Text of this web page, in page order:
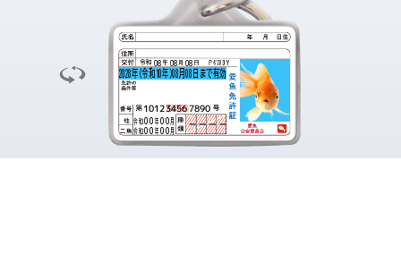
生
2028年(令和10年)08月08日まで有効
101234567890
令和 08 08 08
他 令和00 年 00 月
二魚 令和00 年 00 月